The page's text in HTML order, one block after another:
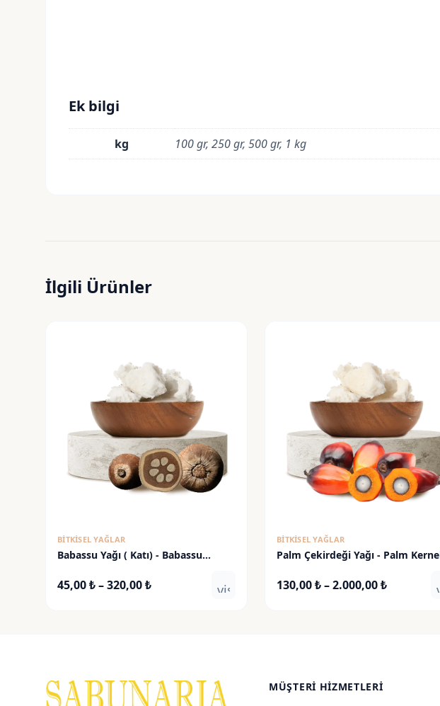
Ek bilgi
kg 100 gr, 250 gr, 500 gr, 1 kg
İlgili Ürünler
BITKISEL YAĞLAR
Babassu Yağı ( Katı) - Babassu
45,00₺–320,00₺Fiyat
visibility
BITKISEL YAĞLAR
Palm Çekirdeği Yağı - Palm
130,00₺–2.000,00₺Fiyat
MÜŞTERI HIZMETLERI